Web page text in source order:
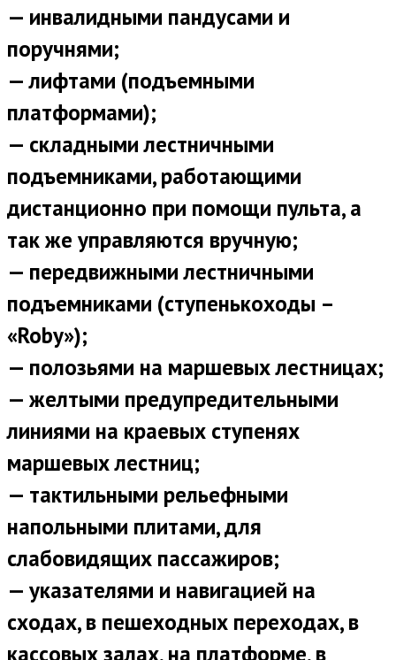
— инвалидными пандусами и
поручнями;
— лифтами (подъемными
платформами);
— складными лестничными
подъемниками, работающими
дистанционно при помощи пульта, а
так же управляются вручную;
— передвижными лестничными
подъемниками (ступенькоходы –
«Roby»);
— полозьями на маршевых лестницах;
— желтыми предупредительными
линиями на краевых ступенях
маршевых лестниц;
— тактильными рельефными
напольными плитами, для
слабовидящих пассажиров;
— указателями и навигацией на
сходах, в пешеходных переходах, в
кассовых залах, на платформе, в